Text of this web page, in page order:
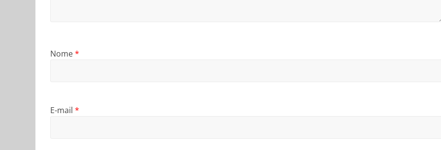
Nome*
E-mail *